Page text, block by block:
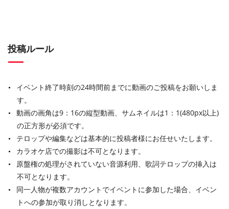
投稿ルール
イベント終了時刻の24時間前までに動画のご投稿をお願いしま
す。
動画の画角は9：16の縦型動画、サムネイルは1：1(480px以上)
の正方形が必須です。
テロップや編集などは基本的に投稿者様にお任せいたします。
カラオケ店での撮影は不可となります。
原盤権の処理がされていない音源利用、歌詞テロップの挿入は
不可となります。
同一人物が複数アカウントでイベントに参加した場合、イベン
トへの参加が取り消しとなります。